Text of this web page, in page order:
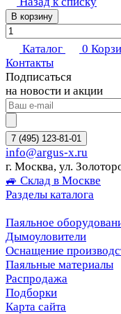
В корзину
Каталог 0
Контакты
Подписаться
на новости и акции
7 (495) 123-81-01
info@argus-x.ru
г. Москва, ул.
🚙 Склад в Москве
Разделы каталога
Паяльное
Дымоуловители
Оснащение
Паяльные материалы
Распродажа
Подборки
Карта сайта